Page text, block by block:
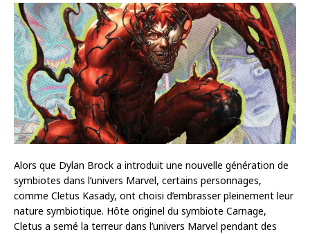
Alors que Dylan Brock a introduit une nouvelle génération de
symbiotes dans l’univers Marvel, certains personnages,
comme Cletus Kasady, ont choisi d’embrasser pleinement leur
nature symbiotique. Hôte originel du symbiote Carnage,
Cletus a semé la terreur dans l’univers Marvel pendant des